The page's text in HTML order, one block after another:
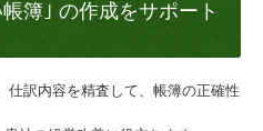
簿｣ の作成をサポート
仕訳内容を精査して、帳簿の正確性